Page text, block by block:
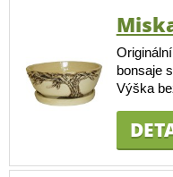
bonsaje
Výška